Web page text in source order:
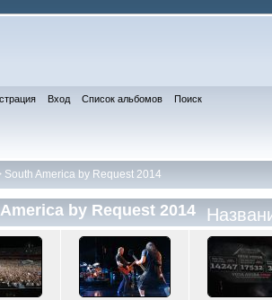
Вход Список альбомов Поиск
South America by Request 2014
by Request 2014